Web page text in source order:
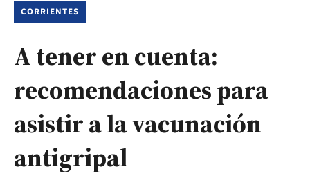
CORRIENTES
A tener en cuenta:
recomendaciones para
asistir a la vacunación
antigripal